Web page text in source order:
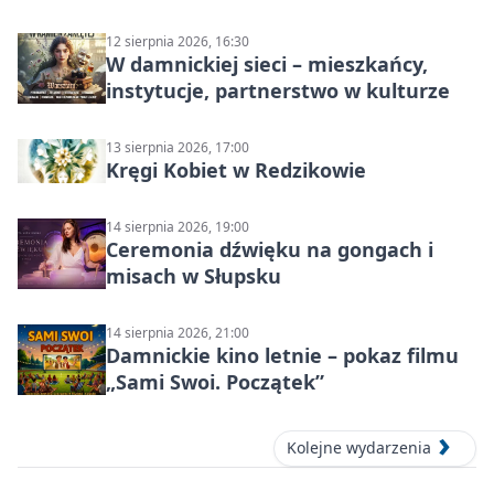
12 sierpnia 2026, 16:30
W damnickiej sieci – mieszkańcy,
instytucje, partnerstwo w kulturze
13 sierpnia 2026, 17:00
Kręgi Kobiet w Redzikowie
14 sierpnia 2026, 19:00
Ceremonia dźwięku na gongach i
misach w Słupsku
14 sierpnia 2026, 21:00
Damnickie kino letnie – pokaz filmu
„Sami Swoi. Początek”
Kolejne wydarzenia